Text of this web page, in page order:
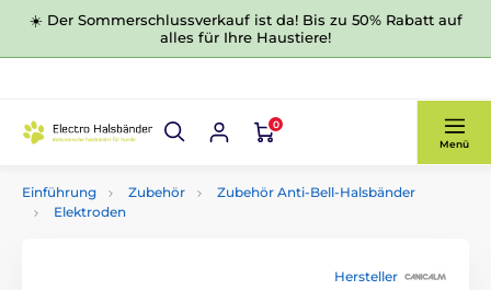
☀️ Der Sommerschlussverkauf ist da! Bis zu 50% Rabatt auf
alles für Ihre Haustiere!
0
Menü
Einführung Zubehör
Zubehör Anti-Bell-Halsbänder
Elektroden
Hersteller